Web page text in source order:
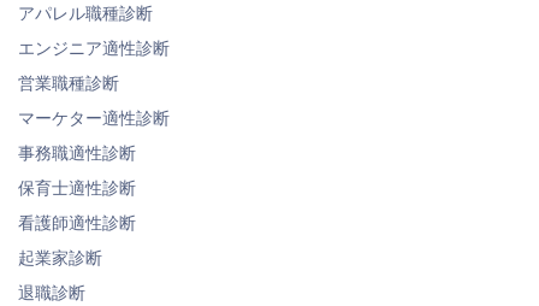
アパレル職種診断
エンジニア適性診断
営業職種診断
マーケター適性診断
事務職適性診断
保育士適性診断
看護師適性診断
起業家診断
退職診断